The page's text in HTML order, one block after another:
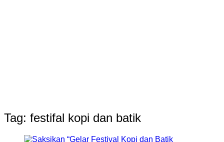
Tag: festifal kopi dan batik